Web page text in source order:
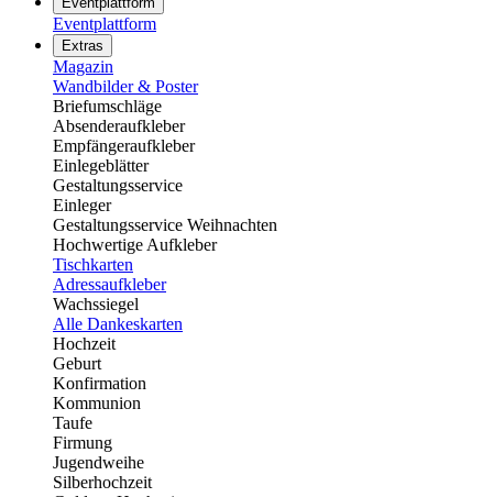
Eventplattform
Extras
Magazin
Wandbilder & Poster
Briefumschläge
Absenderaufkleber
Empfängeraufkleber
Einlegeblätter
Gestaltungsservice
Einleger
Gestaltungsservice Weihnachten
Hochwertige Aufkleber
Tischkarten
Adressaufkleber
Wachssiegel
Alle Dankeskarten
Hochzeit
Geburt
Konfirmation
Kommunion
Taufe
Firmung
Jugendweihe
Silberhochzeit